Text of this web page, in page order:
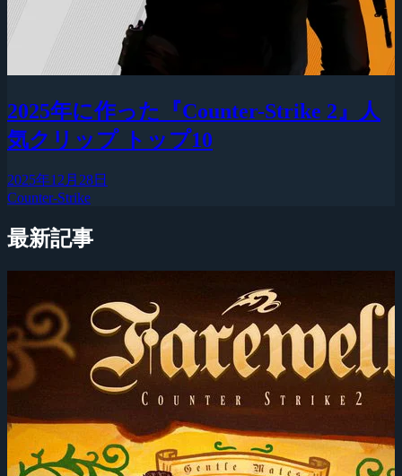
2025年に作った『Counter-Strike 2』人
気クリップ トップ10
2025年12月28日
Counter-Strike
最新記事